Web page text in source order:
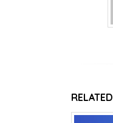
RELATED